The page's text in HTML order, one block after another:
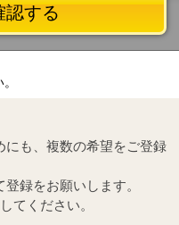
認する
も、複数の希望をご登録
録をお願いします。
てください。